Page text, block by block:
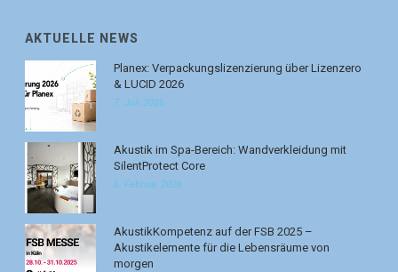
AKTUELLE NEWS
Planex: Verpackungslizenzierung über Lizenzero
& LUCID 2026
7. Juli 2026
Akustik im Spa-Bereich: Wandverkleidung mit
SilentProtect Core
6. Februar 2026
AkustikKompetenz auf der FSB 2025 –
Akustikelemente für die Lebensräume von
morgen